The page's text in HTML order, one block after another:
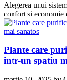
Alegerea unui
confort si economie
Plante care
intr-un spatiu